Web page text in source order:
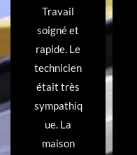
Travail
soigné et
rapide. Le
technicien
était très
sympathiq
ue. La
maison